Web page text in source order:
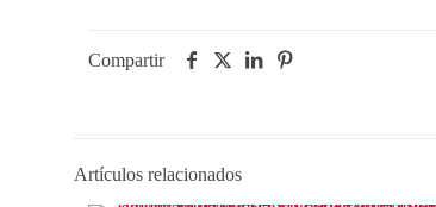
Compartir
Artículos relacionados